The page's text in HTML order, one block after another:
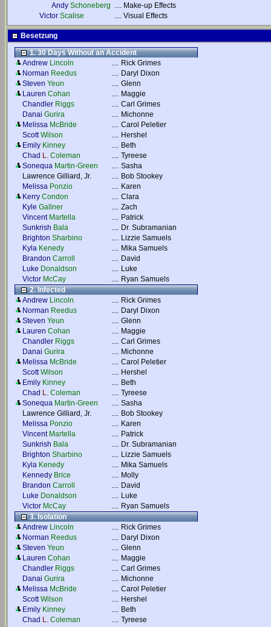
Andy Schoneberg .... Make-up Effects
Victor Scalise .... Visual Effects
Besetzung
1. 30 Days Without an Accident
Andrew Lincoln .... Rick Grimes
Norman Reedus .... Daryl Dixon
Steven Yeun .... Glenn
Lauren Cohan .... Maggie
Chandler Riggs .... Carl Grimes
Danai Gurira .... Michonne
Melissa McBride .... Carol Peletier
Scott Wilson .... Hershel
Emily Kinney .... Beth
Chad L. Coleman .... Tyreese
Sonequa Martin-Green .... Sasha
Lawrence Gilliard, Jr.
.... Bob Stookey
Melissa Ponzio .... Karen
Kerry Condon .... Clara
Kyle Gallner .... Zach
Vincent Martella .... Patrick
Sunkrish Bala .... Dr. Subramanian
Brighton Sharbino .... Lizzie Samuels
Kyla Kenedy .... Mika Samuels
Brandon Carroll .... David
Luke Donaldson .... Luke
Victor McCay .... Ryan Samuels
2. Infected
Andrew Lincoln .... Rick Grimes
Norman Reedus .... Daryl Dixon
Steven Yeun .... Glenn
Lauren Cohan .... Maggie
Chandler Riggs .... Carl Grimes
Danai Gurira .... Michonne
Melissa McBride .... Carol Peletier
Scott Wilson .... Hershel
Emily Kinney .... Beth
Chad L. Coleman .... Tyreese
Sonequa Martin-Green .... Sasha
Lawrence Gilliard, Jr.
.... Bob Stookey
Melissa Ponzio .... Karen
Vincent Martella .... Patrick
Sunkrish Bala .... Dr. Subramanian
Brighton Sharbino .... Lizzie Samuels
Kyla Kenedy .... Mika Samuels
Kennedy Brice .... Molly
Brandon Carroll .... David
Luke Donaldson .... Luke
Victor McCay .... Ryan Samuels
3. Isolation
Andrew Lincoln .... Rick Grimes
Norman Reedus .... Daryl Dixon
Steven Yeun .... Glenn
Lauren Cohan .... Maggie
Chandler Riggs .... Carl Grimes
Danai Gurira .... Michonne
Melissa McBride .... Carol Peletier
Scott Wilson .... Hershel
Emily Kinney .... Beth
Chad L. Coleman .... Tyreese